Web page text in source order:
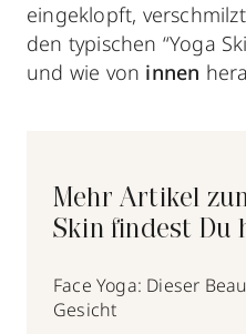
eingeklopft,
den typischen “Yoga
und wie von innen
Mehr Artikel
Skin findest Du
Face Yoga: Dieser
Gesicht